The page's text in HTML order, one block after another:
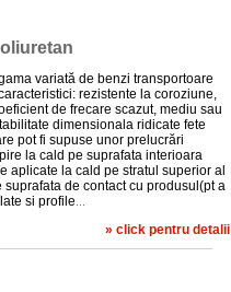
variată de benzi transportoare
rezistente la coroziune,
de frecare scazut, mediu sau
dimensionala ridicate fete
pot fi supuse unor prelucrări
la cald pe suprafata interioara
aplicate la cald pe stratul superior al
de contact cu produsul(pt a
si profile
» click pentru detalii